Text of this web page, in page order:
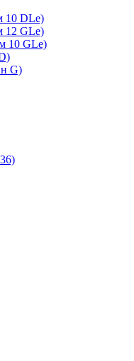
10 DLe)
12 GLe)
10 GLe)
G)